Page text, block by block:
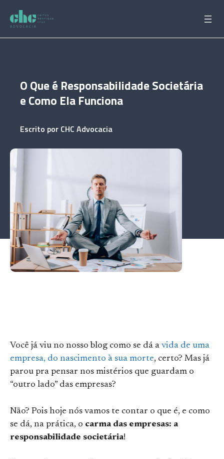
para
conteúdo
O Que é Responsabilidade Societária
e Como Ela Funciona
Escrito por CHC Advocacia
Você já viu no nosso blog como se dá a vida de uma
empresa, do nascimento à sua morte, certo? Mas já
parou pra pensar nos mistérios que guardam o
“outro lado” das empresas?
Não? Pois hoje nós vamos te contar o que é, e como
se dá, na prática, o carma das empresas: a
responsabilidade societária!